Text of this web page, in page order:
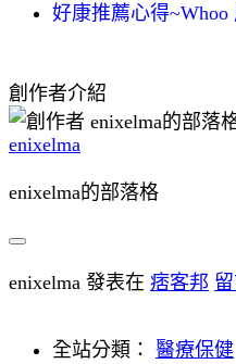
好康推薦心得
創作者介紹
enixelma
enixelma的部落格
enixelma 發表在 痞客邦
全站分類： 醫療保健